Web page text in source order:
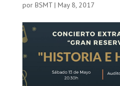
por BSMT| May 8, 2017